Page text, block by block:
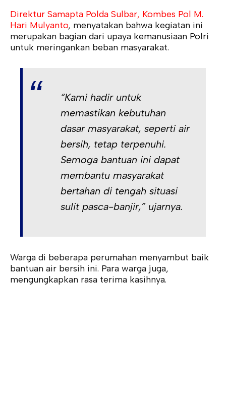
Direktur Samapta Polda Sulbar, Kombes Pol M.
Hari Mulyanto, menyatakan bahwa kegiatan ini
merupakan bagian dari upaya kemanusiaan Polri
untuk meringankan beban masyarakat.
“Kami hadir untuk
memastikan kebutuhan
dasar masyarakat, seperti air
bersih, tetap terpenuhi.
Semoga bantuan ini dapat
membantu masyarakat
bertahan di tengah situasi
sulit pasca-banjir,” ujarnya.
Warga di beberapa perumahan menyambut baik
bantuan air bersih ini. Para warga juga,
mengungkapkan rasa terima kasihnya.